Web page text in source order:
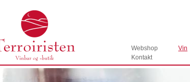
Webshop Vin
Kontakt